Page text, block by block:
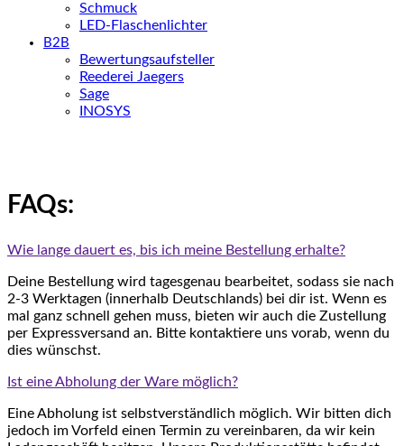
Schmuck
LED-Flaschenlichter
B2B
Bewertungsaufsteller
Reederei Jaegers
Sage
INOSYS
FAQs:
Wie lange dauert es, bis ich meine Bestellung erhalte?
Deine Bestellung wird tagesgenau bearbeitet, sodass sie nach
2-3 Werktagen (innerhalb Deutschlands) bei dir ist. Wenn es
mal ganz schnell gehen muss, bieten wir auch die Zustellung
per Expressversand an. Bitte kontaktiere uns vorab, wenn du
dies wünschst.
Ist eine Abholung der Ware möglich?
Eine Abholung ist selbstverständlich möglich. Wir bitten dich
jedoch im Vorfeld einen Termin zu vereinbaren, da wir kein